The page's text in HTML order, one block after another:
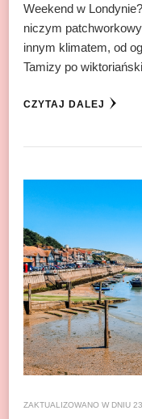
Weekend w
niczym
innym klimatem, od
Tamizy po
CZYTAJ DALEJ
ZAKTUALIZOWANO W DNIU